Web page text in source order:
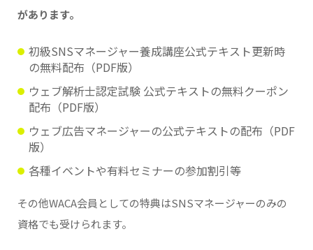
があります。
初級SNSマネージャー養成講座公式テキスト更新時
の無料配布（PDF版）
ウェブ解析士認定試験 公式テキストの無料クーポン
配布（PDF版）
ウェブ広告マネージャーの公式テキストの配布（PDF
版）
各種イベントや有料セミナーの参加割引等
その他WACA会員としての特典はSNSマネージャーのみの
資格でも受けられます。